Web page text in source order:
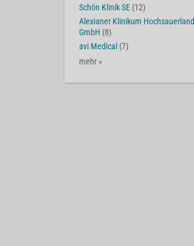
Schön Klinik SE (12)
Alexianer Klinikum Hochsauerland
GmbH (8)
avi Medical (7)
mehr »